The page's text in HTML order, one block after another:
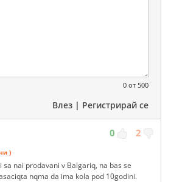
0 от 500
Влез | Регистрирай се
0 2
)
nai prodavani v Balgariq, na bas se
nqma da ima kola pod 10godini.